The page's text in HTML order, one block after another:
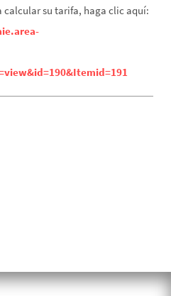
calcular su tarifa, haga clic aquí: